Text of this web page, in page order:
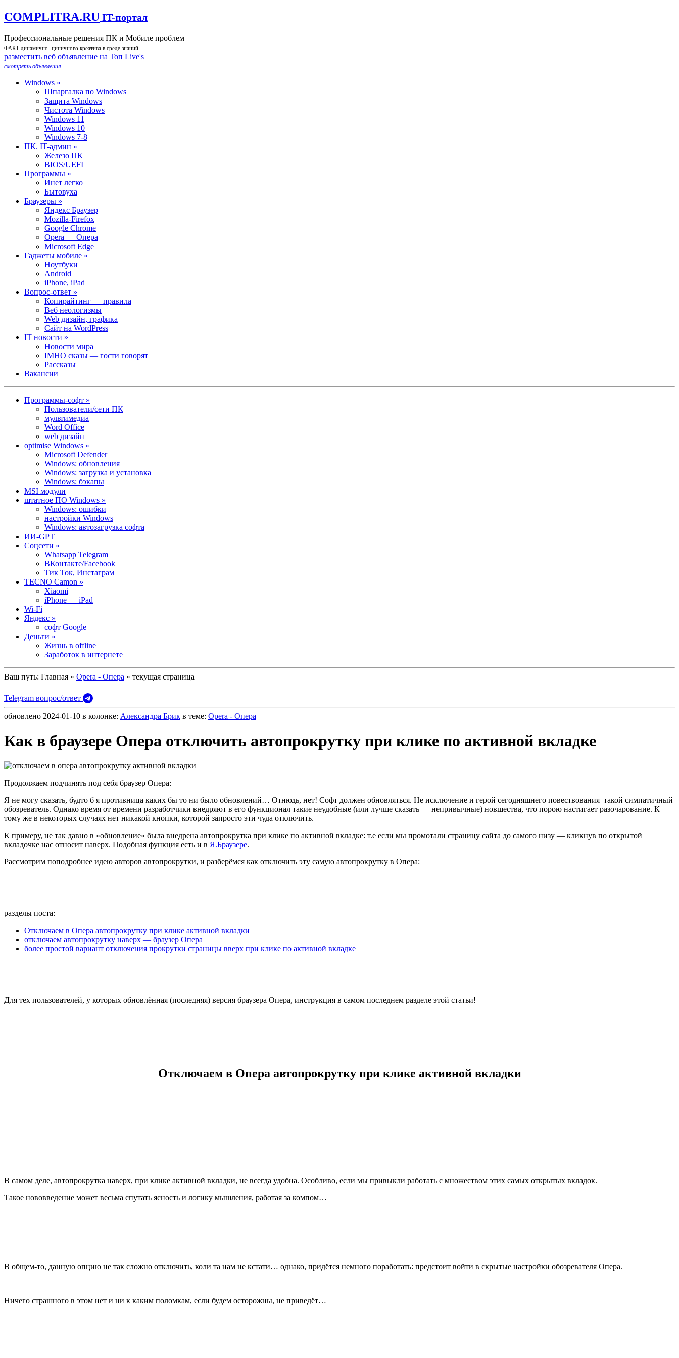
COMPLITRA.RU IT-портал
Профессиональные решения ПК и Мобиле проблем
ФАКТ динамично -циничного креатива в среде знаний
разместить веб объявление на Toп Live's
смотреть объявления
Windows »
Шпаргалка по Windows
Защита Windows
Чистота Windows
Windows 11
Windows 10
Windows 7-8
ПК. IT-админ »
Железо ПК
BIOS/UEFI
Программы »
Инет легко
Бытовуха
Браузеры »
Яндекс Браузер
Mozilla-Firefox
Google Chrome
Opera — Опера
Microsoft Edge
Гаджеты мобиле »
Ноутбуки
Android
iPhone, iPad
Вопрос-ответ »
Копирайтинг — правила
Веб неологизмы
Web дизайн, графика
Сайт на WordPress
IT новости »
Новости мира
IMHO сказы — гости говорят
Рассказы
Вакансии
Программы-софт »
Пользователи/сети ПК
мультимедиа
Word Office
web дизайн
optimise Windows »
Microsoft Defender
Windows: обновления
Windows: загрузка и установка
Windows: бэкапы
MSI модули
штатное ПО Windows »
Windows: ошибки
настройки Windows
Windows: автозагрузка софта
ИИ-GPT
Cоцсети »
Whatsapp Telegram
ВКонтакте/Facebook
Тик Ток, Инстаграм
TECNO Camon »
Xiaomi
iPhone — iPad
Wi-Fi
Яндекс »
софт Google
Деньги »
Жизнь в offline
Заработок в интернете
Ваш путь: Главная » Opera - Опера » текущая страница
Telegram вопрос/ответ
обновлено 2024-01-10 в колонке: Александра Брик в теме: Opera - Опера
Как в браузере Опера отключить автопрокрутку при клике по активной вкладке
Продолжаем подчинять под себя браузер Опера:
Я не могу сказать, будто б я противница каких бы то ни было обновлений… Отнюдь, нет! Софт должен обновляться. Не исключение и герой сегодняшнего повествования такой симпатичный
обозреватель. Однако время от времени разработчики внедряют в его функционал такие неудобные (или лучше сказать — непривычные) новшества, что порою настигает разочарование. К
тому же в некоторых случаях нет никакой кнопки, которой запросто эти чуда отключить.
К примеру, не так давно в «обновление» была внедрена автопрокрутка при клике по активной вкладке: т.е если мы промотали страницу сайта до самого низу — кликнув по открытой
вкладочке нас относит наверх. Подобная функция есть и в Я.Браузере.
Рассмотрим поподробнее идею авторов автопрокрутки, и разберёмся как отключить эту самую автопрокрутку в Опера:
разделы поста:
Отключаем в Опера автопрокрутку при клике активной вкладки
отключаем автопрокрутку наверх — браузер Опера
более простой вариант отключения прокрутки страницы вверх при клике по активной вкладке
Для тех пользователей, у которых обновлённая (последняя) версия браузера Опера, инструкция в самом последнем разделе этой статьи!
Отключаем в Опера автопрокрутку при клике активной вкладки
В самом деле, автопрокрутка наверх, при клике активной вкладки, не всегда удобна. Особливо, если мы привыкли работать с множеством этих самых открытых вкладок.
Такое нововведение может весьма спутать ясность и логику мышления, работая за компом…
В общем-то, данную опцию не так сложно отключить, коли та нам не кстати… однако, придётся немного поработать: предстоит войти в скрытые настройки обозревателя Опера.
Ничего страшного в этом нет и ни к каким поломкам, если будем осторожны, не приведёт…